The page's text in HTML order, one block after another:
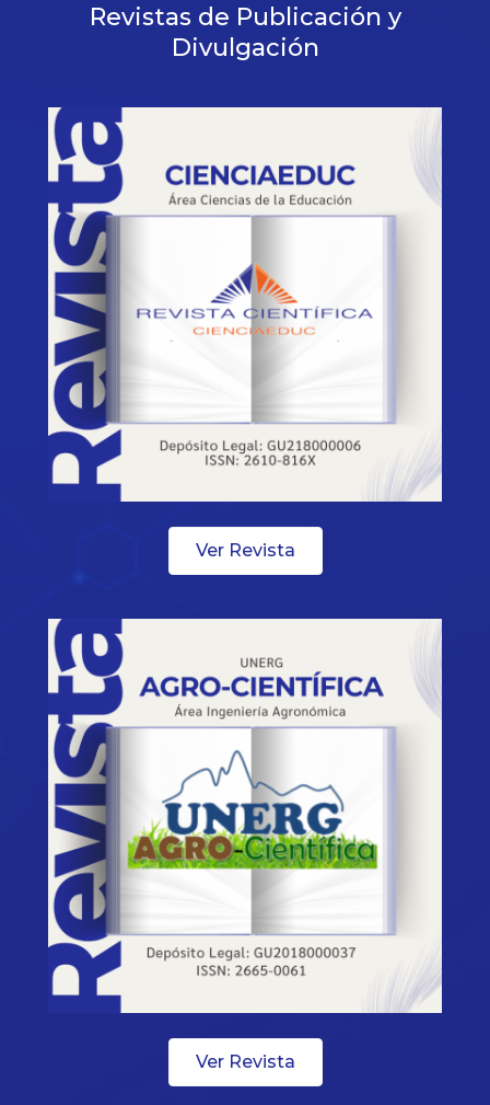
Revistas de Publicación y
Divulgación
Ver Revista
Ver Revista